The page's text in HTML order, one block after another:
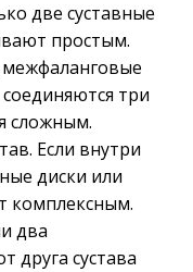
две суставные
простым.
соединяются три
сложным.
Если внутри
диски или
комплексным.
два
друга сустава